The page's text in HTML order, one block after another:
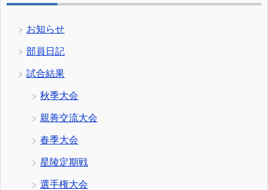
お知らせ
部員日記
試合結果
秋季大会
親善交流大会
春季大会
星陵定期戦
選手権大会